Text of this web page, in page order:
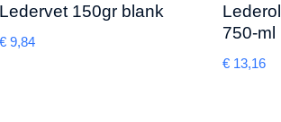
Ledervet 150gr blank
€9,84
750-ml
€ 13,16